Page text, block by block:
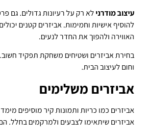
עיצוב מודרנילא רק על רעיונות גדולים. גם
להוסיף אישיות וחמימות. אביזרים קטנים
האווירה ולהפוך את החדר לנעים.
בחירת אביזרים ושטיחים משחקת תפקיד חשוב.
וחום לעיצוב הבית.
אביזרים משלימים
אביזרים כמו כריות ותמונות קיר מוסיפים
אביזרים שיתאימו לצבעים ולמרקמים בחלל.